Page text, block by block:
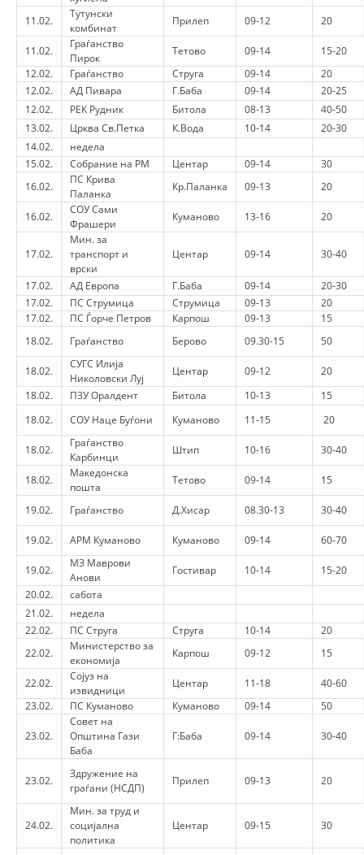
DISASTER PREPAREDNESS AND RESPONSE
PUBLIC RELATIONS
RESEARCH OF PUBLIC OPINION
INTERNATIONAL COOPERATION
HEALTH PREVENTION
ABOUT US
ACTION
EDUCATIONAL AND INFORMATIVE MATERIAL
11.02.
Тутунски
комбинат
Прилеп 09-12 20
11.02.
Граѓанство
Пирок
Тетово 09-14
15-20
12.02.
Граѓанство Струга 09-14
20
12.02.
АД Пивара Г.Баба 09-14
20-25
12.02.
РЕК Рудник Битола 08-13
40-50
13.02.
Црква Св.Петка К.Вода 10-14
20-30
14.02.
недела
15.02.
Собрание на РМ Центар 09-14
30
16.02.
ПС Крива
Паланка
Кр.Паланка 09-13 20
16.02.
СОУ Сами
Фрашери
Куманово 13-16 20
17.02.
Мин. за
транспорт и
врски
Центар 09-14 30-40
17.02. АД Европа Г.Баба 09-14
20-30
17.02.
ПС Струмица Струмица 09-13
20
17.02.
ПС Ѓорче Петров Карпош 09-13
15
18.02.
Граѓанство Берово 09.30-15 50
18.02.
СУГС Илија
Николовски Луј
Центар 09-12
20
18.02.
ПЗУ Оралдент Битола 10-13
15
18.02.
СОУ Наце Буѓони Куманово 11-15 20
18.02.
Граѓанство
Карбинци
Штип 10-16 30-40
18.02.
Македонска
пошта
Тетово 09-14 15
19.02. Граѓанство Д.Хисар 08.30-13 30-40
19.02. АРМ Куманово Куманово 09-14 60-70
19.02.
МЗ Маврови
Анови
Гостивар 10-14
15-20
20.02.
сабота
21.02.
недела
22.02.
ПС Струга Струга 10-14
20
22.02.
Министерство за
економија
Карпош 09-12 15
22.02.
Сојуз на
извидници
Центар 11-18
40-60
23.02.
ПС Куманово Куманово 09-14 50
23.02.
Совет на
Општина Гази
Баба
Г:Баба 09-14 30-40
23.02.
Здружение на
граѓани (НСДП)
Прилеп 09-13 20
24.02.
Мин. за труд и
социјална
политика
Центар 09-15 30